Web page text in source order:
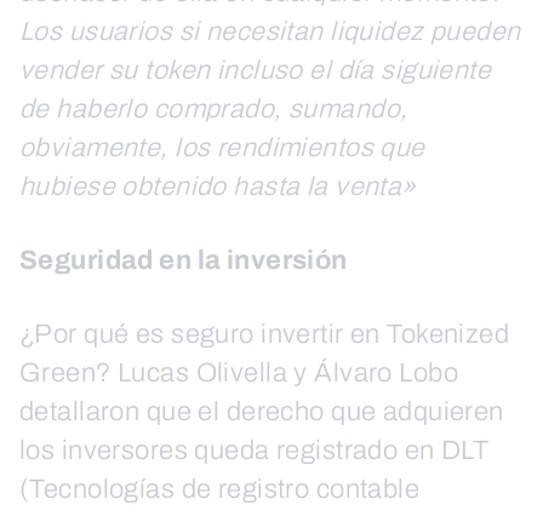
Los usuarios si necesitan liquidez pueden
vender su token incluso el día siguiente
de haberlo comprado, sumando,
obviamente, los rendimientos que
hubiese obtenido hasta la venta»
Seguridad en la inversión
¿Por qué es seguro invertir en Tokenized
Green? Lucas Olivella y Álvaro Lobo
detallaron que el derecho que adquieren
los inversores queda registrado en DLT
(Tecnologías de registro contable